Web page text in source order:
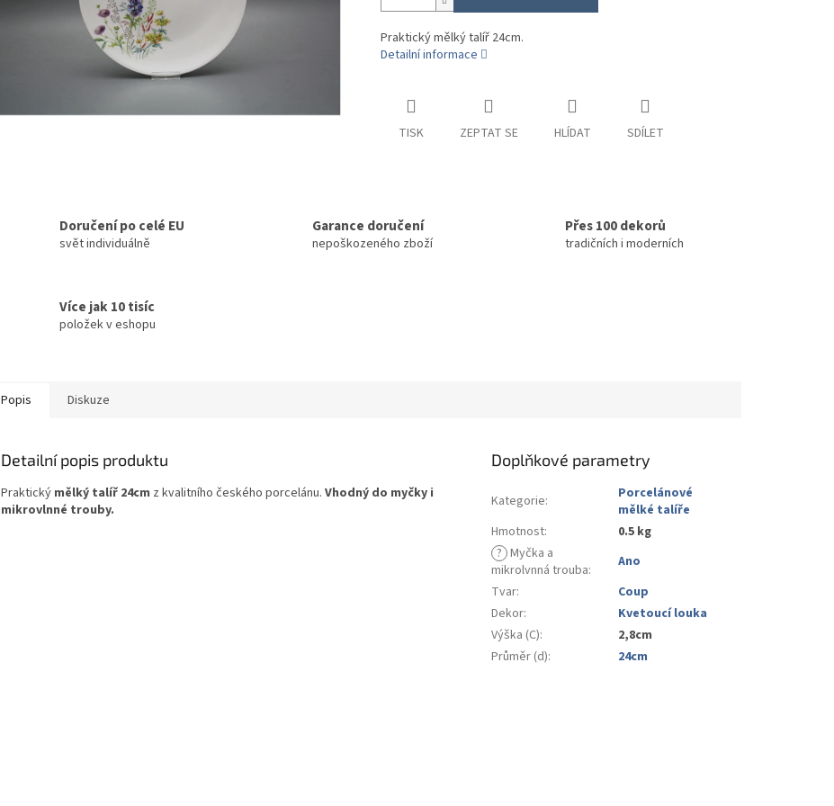
Praktický mělký talíř 24cm.
Detailní informace
TISK ZEPTAT SE HLÍDAT SDÍLET
Doručení po celé EU
svět individuálně
Garance doručení
nepoškozeného zboží
Přes 100 dekorů
tradičních i moderních
Více jak 10 tisíc
položek v eshopu
Popis Diskuze
Detailní popis produktu
Praktický mělký talíř 24cm z kvalitního českého porcelánu. Vhodný do myčky i
mikrovlnné trouby.
Doplňkové parametry
Kategorie:
Porcelánové
mělké talíře
Hmotnost:
0.5 kg
? Myčka a
mikrolvnná trouba:
Ano
Tvar:
Coup
Dekor:
Kvetoucí louka
Výška (C):
2,8cm
Průměr (d): 24cm